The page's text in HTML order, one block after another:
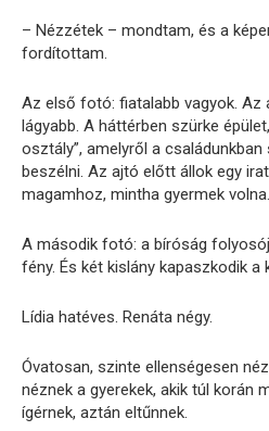
– Nézzétek – mondtam, és a
fordítottam.
Az első fotó: fiatalabb vagyok. Az
lágyabb. A háttérben szürke
osztály”, amelyről a
beszélni. Az ajtó előtt állok egy
magamhoz, mintha gyermek volna.
A második fotó: a bíróság
fény. És két kislány kapaszkodik a
Lídia hatéves. Renáta négy.
Óvatosan, szinte ellenségesen
néznek a gyerekek, akik túl korán
ígérnek, aztán eltűnnek.